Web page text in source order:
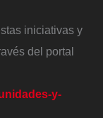
iniciativas y
del portal
y-